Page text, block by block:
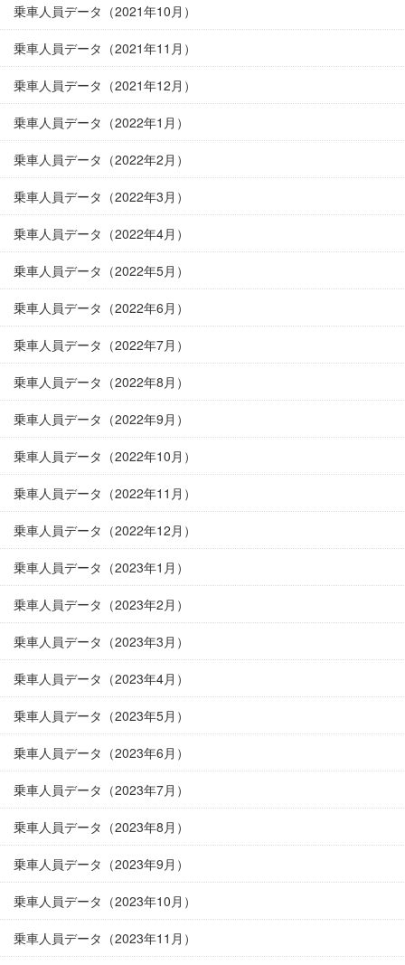
乗車人員データ（2021年10月）
乗車人員データ（2021年11月）
乗車人員データ（2021年12月）
乗車人員データ（2022年1月）
乗車人員データ（2022年2月）
乗車人員データ（2022年3月）
乗車人員データ（2022年4月）
乗車人員データ（2022年5月）
乗車人員データ（2022年6月）
乗車人員データ（2022年7月）
乗車人員データ（2022年8月）
乗車人員データ（2022年9月）
乗車人員データ（2022年10月）
乗車人員データ（2022年11月）
乗車人員データ（2022年12月）
乗車人員データ（2023年1月）
乗車人員データ（2023年2月）
乗車人員データ（2023年3月）
乗車人員データ（2023年4月）
乗車人員データ（2023年5月）
乗車人員データ（2023年6月）
乗車人員データ（2023年7月）
乗車人員データ（2023年8月）
乗車人員データ（2023年9月）
乗車人員データ（2023年10月）
乗車人員データ（2023年11月）